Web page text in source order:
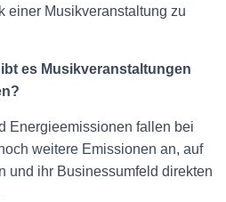
einer Musikveranstaltung zu
es Musikveranstaltungen
Energieemissionen fallen bei
weitere Emissionen an, auf
und ihr Businessumfeld direkten